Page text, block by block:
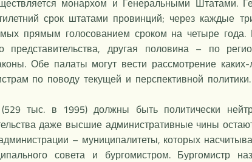
монархом и Генеральными
срок штатами провинций; через каждые
прямым голосованием сроком на четыре
представительства, другая половина – по
Обе палаты могут вести рассмотрение
по поводу текущей и перспективной
(529 тыс. в 1995) должны быть политически
даже высшие административные чины
– муниципалитеты, которых
совета и бургомистром. Бургомистр